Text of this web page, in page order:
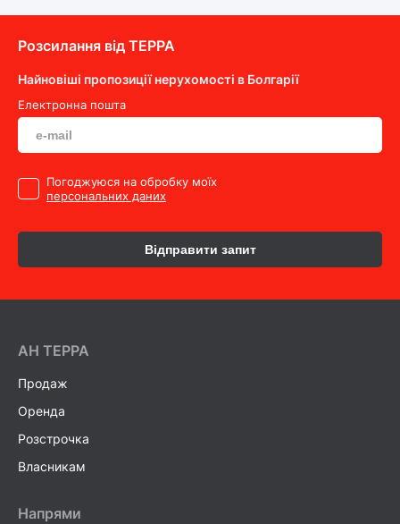
Розсилання від ТEPPA
Найновіші пропозиції нерухомості в Болгарії
Електронна пошта
Погоджуюся на обробку моїх
персональних даних
Відправити запит
AH ТEPPA
Продаж
Оренда
Розстрочка
Власникам
Напрями